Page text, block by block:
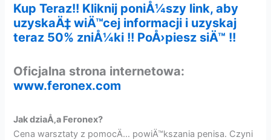
Kup Teraz!! Kliknij poniÅ¼szy link, aby
uzyskaÄ‡ wiÄ™cej informacji i uzyskaj
teraz 50% zniÅ¼ki !! PoÅ›piesz siÄ™ !!
Oficjalna strona internetowa:
www.feronex.com
Jak dziaÅ‚a Feronex?
Cena warsztaty z pomocÄ… powiÄ™kszania penisa. Czyni